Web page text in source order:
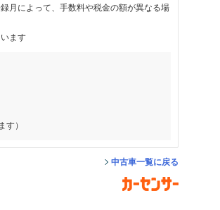
月によって、手数料や税金の額が異なる場
ます
す）
中古車一覧に戻る